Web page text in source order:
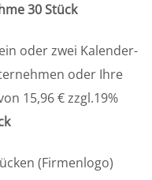
30 Stück
oder zwei Kalender-
oder Ihre
15,96 € zzgl.19%
(Firmenlogo)